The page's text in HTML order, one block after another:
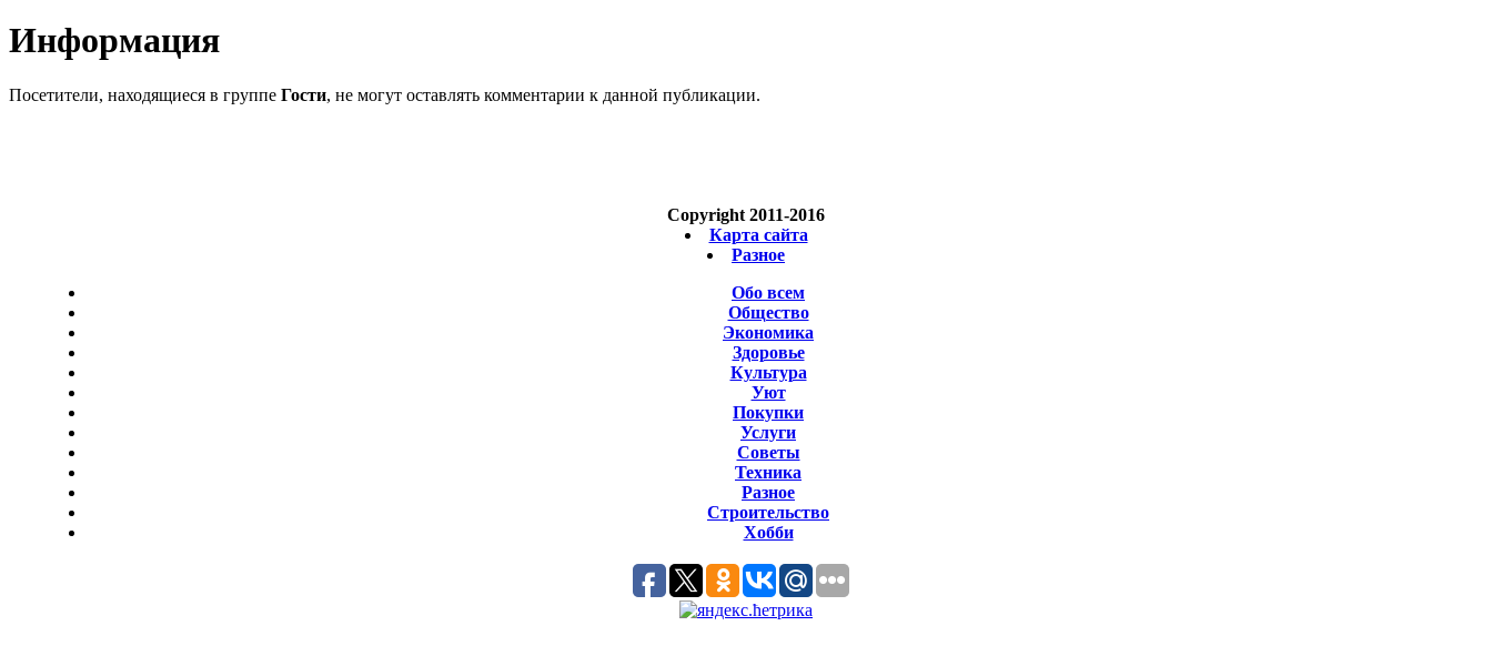
Информация
Посетители, находящиеся в группе Гости, не могут оставлять комментарии к данной публикации.
Copyright 2011-2016
Карта сайта
Разное
Обо всем
Общество
Экономика
Здоровье
Культура
Уют
Покупки
Услуги
Советы
Техника
Разное
Строительство
Хобби